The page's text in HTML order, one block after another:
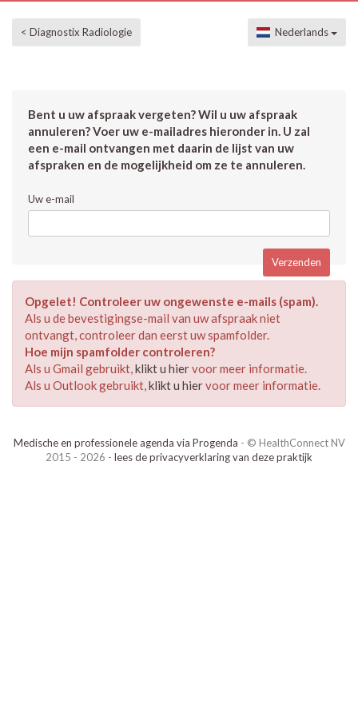
< Diagnostix Radiologie Nederlands
Bent u uw afspraak vergeten? Wil u uw afspraak
annuleren? Voer uw e-mailadres hieronder in. U zal
een e-mail ontvangen met daarin de lijst van uw
afspraken en de mogelijkheid om ze te annuleren.
Uw e-mail
Opgelet! Controleer uw ongewenste e-mails (spam).
Als u de bevestigingse-mail van uw afspraak niet
ontvangt, controleer dan eerst uw spamfolder.
Hoe mijn spamfolder controleren?
Als u Gmail gebruikt,klikt u hiervoor meer informatie.
Als u Outlook gebruikt,klikt u hiervoor meer informatie.
Medische en professionele agenda via Progenda - © HealthConnect NV
2015 - 2026 - lees de privacyverklaring van deze praktijk